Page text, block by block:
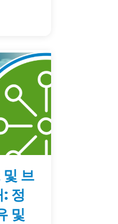
브
정
및